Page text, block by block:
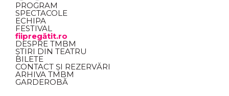
PROGRAM
SPECTACOLE
ECHIPA
FESTIVAL
fiipregătit.ro
DESPRE TMBM
ȘTIRI DIN TEATRU
BILETE
CONTACT ȘI REZERVĂRI
ARHIVA TMBM
GARDEROBĂ